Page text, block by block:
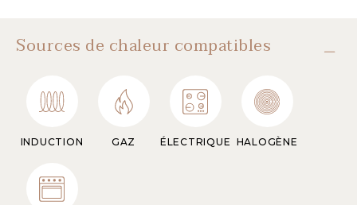
Sources de chaleur compatibles
INDUCTION GAZ ÉLECTRIQUE HALOGÈNE